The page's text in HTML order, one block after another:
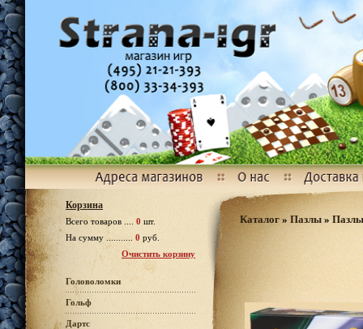
Корзина
Всего товаров .... 0 шт.
На сумму ........... 0 руб.
Очистить корзину
Головоломки
Гольф
Дартс
Каталог»Пазлы » Пазлы